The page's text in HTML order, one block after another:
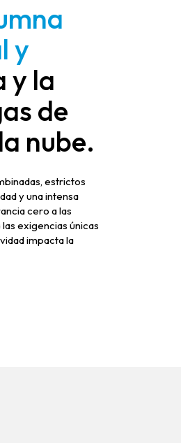
y
y la
de
nube.
estrictos
y una intensa
cero a las
exigencias únicas
impacta la